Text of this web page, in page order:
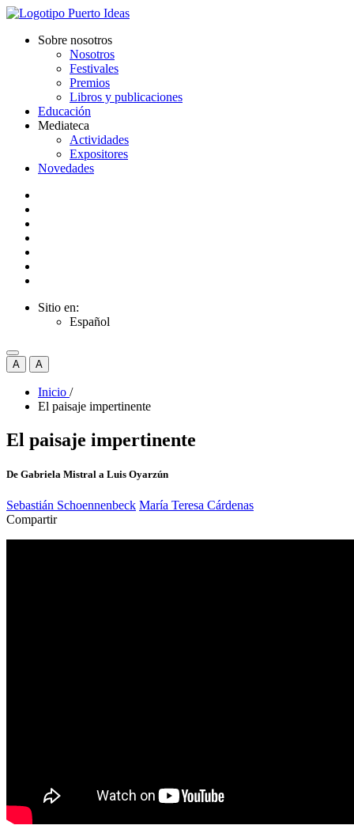
Sobre nosotros
Nosotros
Festivales
Premios
Libros y publicaciones
Educación
Mediateca
Actividades
Expositores
Novedades
Sitio en:
Español
A A
Inicio /
El paisaje impertinente
El paisaje impertinente
De Gabriela Mistral a Luis Oyarzún
Sebastián Schoennenbeck María Teresa Cárdenas
Compartir